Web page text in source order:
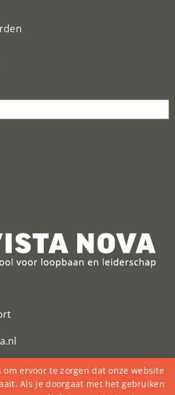
Vista Nova
om ervoor te zorgen dat onze website
Als je doorgaat met het gebruiken